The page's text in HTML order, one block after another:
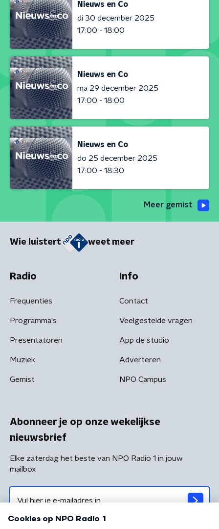
Nieuws en Co
di 30 december 2025
17:00 - 18:00
Nieuws en Co
ma 29 december 2025
17:00 - 18:00
Nieuws en Co
do 25 december 2025
17:00 - 18:30
Meer gemist
Wie luistert weet meer
Radio
Frequenties
Programma's
Presentatoren
Muziek
Gemist
Info
Contact
Veelgestelde vragen
App de studio
Adverteren
NPO Campus
Abonneer je op onze wekelijkse
nieuwsbrief
Elke zaterdag het beste van NPO Radio 1 in jouw
mailbox